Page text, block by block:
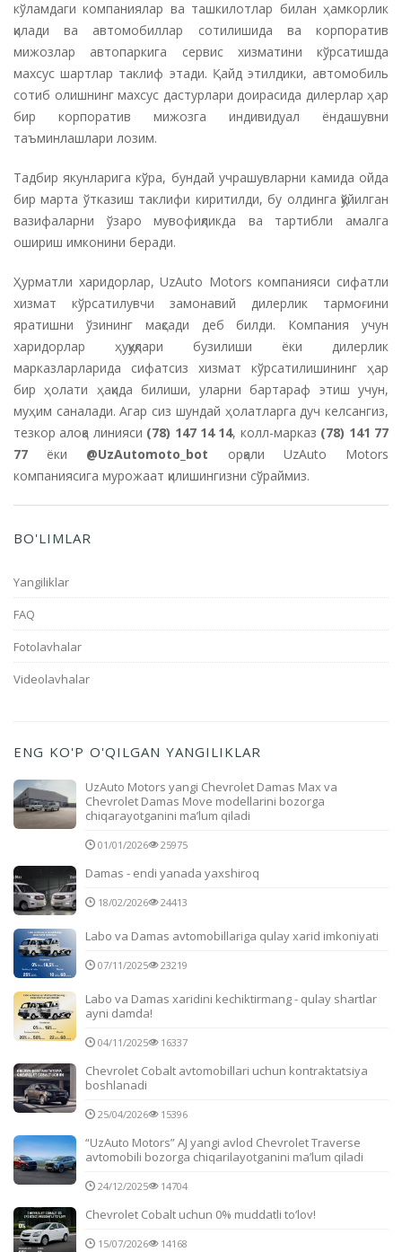
кўламдаги компаниялар ва ташкилотлар билан ҳамкорлик
қилади ва автомобиллар сотилишида ва корпоратив
мижозлар автопаркига сервис хизматини кўрсатишда
махсус шартлар таклиф этади. Қайд этилдики, автомобиль
сотиб олишнинг махсус дастурлари доирасида дилерлар ҳар
бир корпоратив мижозга индивидуал ёндашувни
таъминлашлари лозим.
Тадбир якунларига кўра, бундай учрашувларни камида ойда
бир марта ўтказиш таклифи киритилди, бу олдинга қўйилган
вазифаларни ўзаро мувофиқликда ва тартибли амалга
ошириш имконини беради.
Ҳурматли харидорлар, UzAuto Motors компанияси сифатли
хизмат кўрсатилувчи замонавий дилерлик тармоғини
яратишни ўзининг мақсади деб билди. Компания учун
харидорлар ҳуқуқлари бузилиши ёки дилерлик
марказларларида сифатсиз хизмат кўрсатилишининг ҳар
бир ҳолати ҳақида билиши, уларни бартараф этиш учун,
муҳим саналади. Агар сиз шундай ҳолатларга дуч келсангиз,
тезкор алоқа линияси (78) 147 14 14, колл-марказ (78) 141 77
77 ёки @UzAutomoto_bot орқали UzAuto Motors
компаниясига мурожаат қилишингизни сўраймиз.
BO'LIMLAR
Yangiliklar
FAQ
Fotolavhalar
Videolavhalar
ENG KO'P O'QILGAN YANGILIKLAR
UzAuto Motors yangi Chevrolet Damas Max va
Chevrolet Damas Move modellarini bozorga
chiqarayotganini ma’lum qiladi
01/01/2026 25975
Damas - endi yanada yaxshiroq
18/02/2026 24413
Labo va Damas avtomobillariga qulay xarid imkoniyati
07/11/2025 23219
Labo va Damas xaridini kechiktirmang - qulay shartlar
ayni damda!
04/11/2025 16337
Chevrolet Cobalt avtomobillari uchun kontraktatsiya
boshlanadi
25/04/2026 15396
“UzAuto Motors” AJ yangi avlod Chevrolet Traverse
avtomobili bozorga chiqarilayotganini ma’lum qiladi
24/12/2025 14704
Chevrolet Cobalt uchun 0% muddatli to‘lov!
15/07/2026 14168